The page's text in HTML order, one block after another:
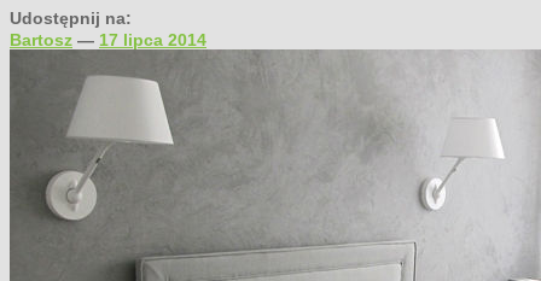
Udostępnij na:
Bartosz — 17 lipca 2014